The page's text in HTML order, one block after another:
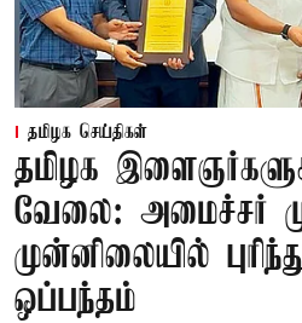
தமிழக செய்திகள்
தமிழக
வேலை: அமைச்சர்
முன்னிலையில்
ஒப்பந்தம்